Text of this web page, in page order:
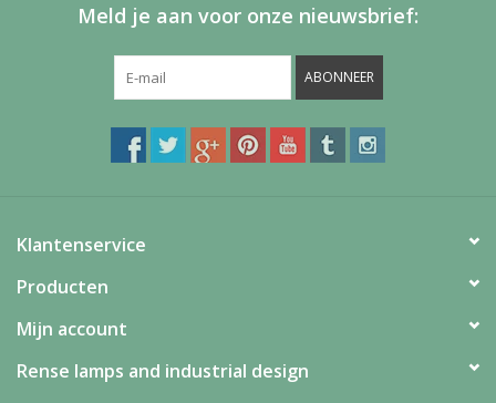
Meld je aan voor onze nieuwsbrief:
ABONNEER
Klantenservice
Producten
Mijn account
Rense lamps and industrial design